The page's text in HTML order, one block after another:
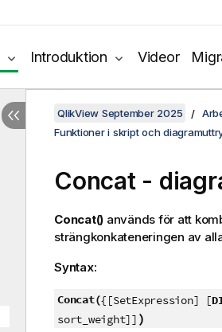
Introduktion Videor
QlikView September 2025
Funktioner i skript och
Concat-
Concat() används för att
strängkonkateneringen av
Syntax:
Concat({[SetExpression] [
sort_weight]] )